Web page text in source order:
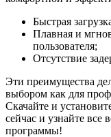
Быстрая
Плавная и
пользователя;
Отсутствие
Эти преимущества
выбором как для
Скачайте и
сейчас и узнайте все
программы!